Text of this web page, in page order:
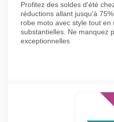
Profitez des soldes d'été
réductions allant jusqu'à
robe moto avec style tout
substantielles. Ne manquez
exceptionnelles